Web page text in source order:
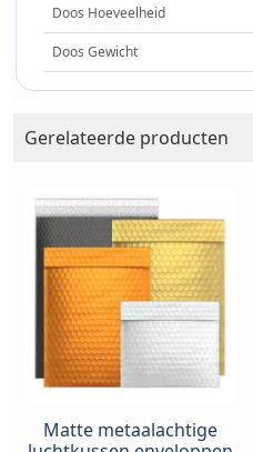
Doos Hoeveelheid
Doos Gewicht
Gerelateerde producten
Matte metaalachtige